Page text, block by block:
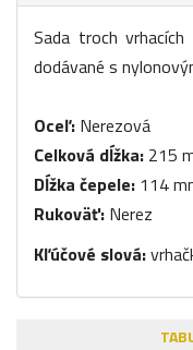
Sada troch
dodávané s
Oceľ: Nerezová
Celková dĺžka: 215
Dĺžka čepele: 114
Rukoväť: Nerez
Kľúčové slová: